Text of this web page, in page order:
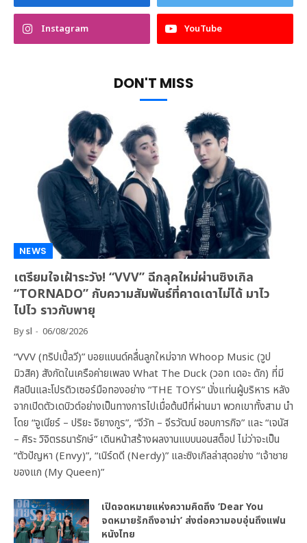
Instagram YouTube
DON'T MISS
NEWS
เตรียมใจเฝ้าระวัง! “VVV” ฉีกลุคใหม่ผ่านซิงเกิล
“TORNADO” กับความสัมพันธ์ที่คาดเดาไม่ได้ มาไว
ไปไว ราวกับพายุ
Bysl 06/08/2026
“VVV (ทริปเปิ้ลวี)” บอยแบนด์คลื่นลูกใหม่จาก Whoop Music (วูป
มิวสิค) สังกัดในเครือค่ายเพลง What The Duck (วอท เดอะ ดัก) ที่มี
ศิลปินและโปรดิวเซอร์มือทองอย่าง “THE TOYS” นั่งแท่นผู้บริหาร หลัง
จากเปิดตัวเดบิวต์อย่างเป็นทางการไปเมื่อต้นปีที่ผ่านมา พวกเขาทั้งสาม นำ
โดย “จูเนียร์ – ปริยะ จิยางกูร”, “จีวัท – จีรวัฒน์ ชอบการกิจ” และ “เจนัส
– ศิระ วิจิตรธนารักษ์” เดินหน้าสร้างผลงานแบบนอนสต็อป ไม่ว่าจะเป็น
“ตัวปัญหา (Envy)”, “เนิร์ดดี (Nerdy)” และซิงเกิลล่าสุดอย่าง “เจ้าชาย
ของแก (My Queen)”
เปิดจดหมายแห่งความคิดถึง ‘Dear You
จดหมายรักถึงอาม่า’ ส่งต่อความอบอุ่นถึงแฟน
หนังไทย